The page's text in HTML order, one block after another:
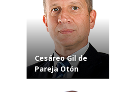
Cesáreo Gil de
Pareja Otón